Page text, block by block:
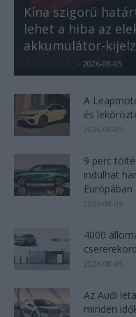
Kína szigorú
lehet a hiba az
akkumulátor-
- 2026-08-05
A
és
2026-08-05
9 perc
indulhat
Európában
2026-08-05
4000
2026-08-05
Az Audi
minden